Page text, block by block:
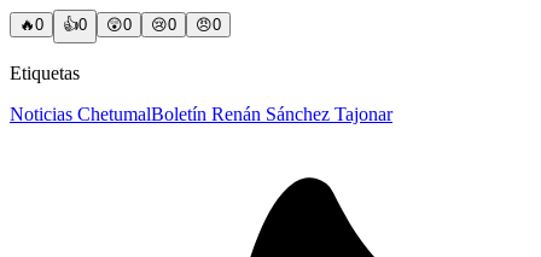
🔥0 👍0 😲0 😢0 😠0
Etiquetas
Noticias ChetumalBoletín Renán Sánchez Tajonar